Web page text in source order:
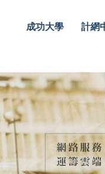
成功大學 計網